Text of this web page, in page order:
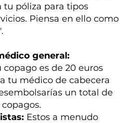
tu póliza para tipos
Piensa en ello como
general:
es de 20 euros
tu médico de cabecera
un total de
Estos a menudo